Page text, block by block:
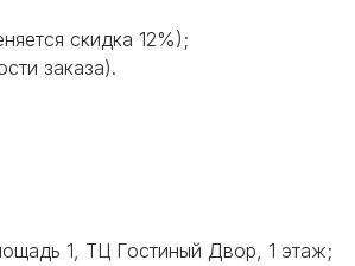
скидка 12%);
заказа).
1, ТЦ Гостиный Двор, 1 этаж;